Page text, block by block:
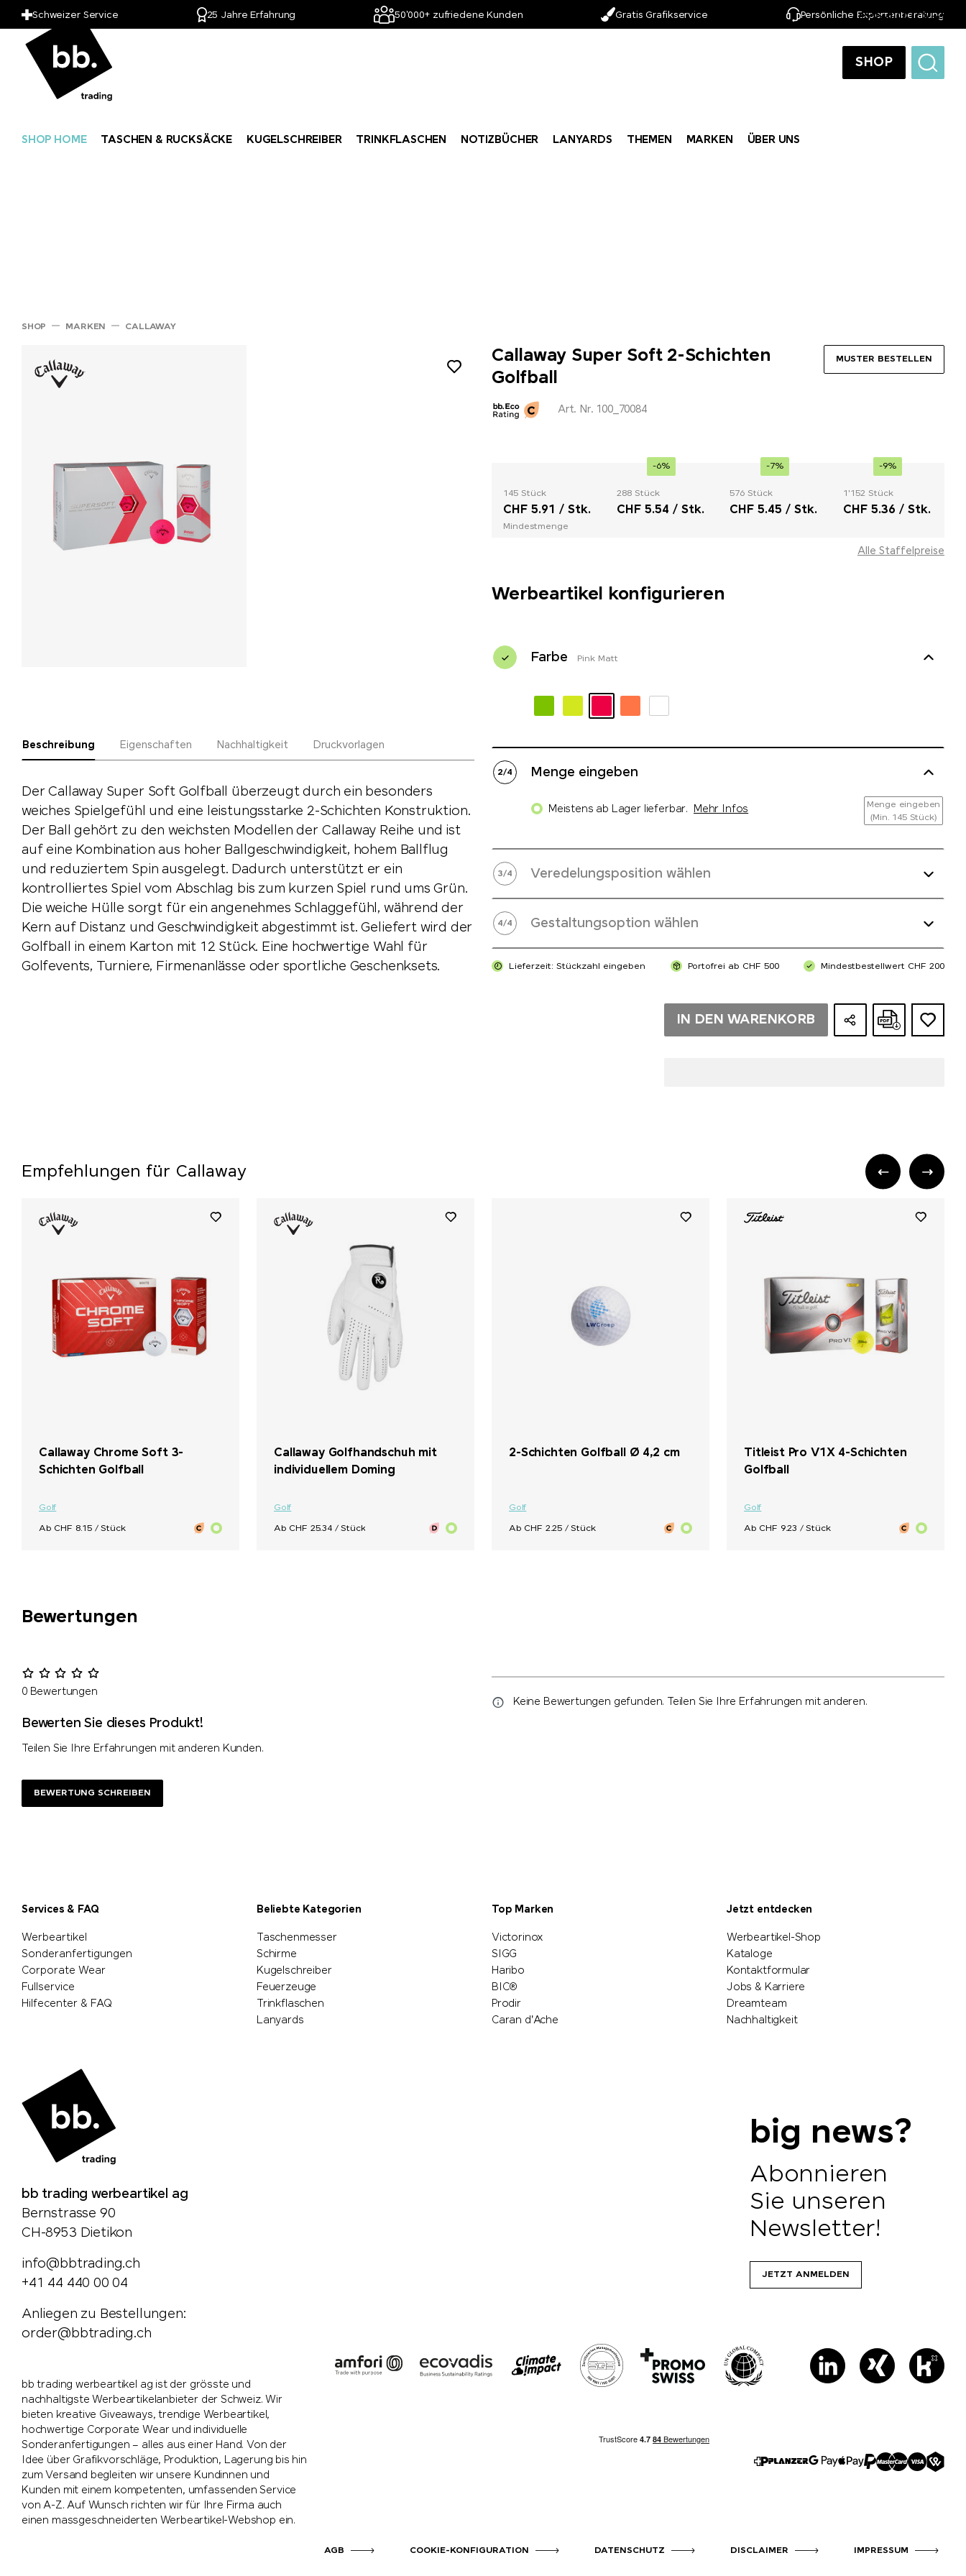
Schweizer Service 25 Jahre Erfahrung 50'000+ zufriedene Kunden Gratis Grafikservice Persönliche Expertenberatung
DE
SHOP
SHOP HOME TASCHEN & RUCKSÄCKE KUGELSCHREIBER TRINKFLASCHEN NOTIZBÜCHER LANYARDS THEMEN MARKEN ÜBER UNS
SHOP MARKEN CALLAWAY
Beschreibung Eigenschaften Nachhaltigkeit Druckvorlagen
Der Callaway Super Soft Golfball überzeugt durch ein besonders
weiches Spielgefühl und eine leistungsstarke 2-Schichten Konstruktion.
Der Ball gehört zu den weichsten Modellen der Callaway Reihe und ist
auf eine Kombination aus hoher Ballgeschwindigkeit, hohem Ballflug
und reduziertem Spin ausgelegt. Dadurch unterstützt er ein
kontrolliertes Spiel vom Abschlag bis zum kurzen Spiel rund ums Grün.
Die weiche Hülle sorgt für ein angenehmes Schlaggefühl, während der
Kern auf Distanz und Geschwindigkeit abgestimmt ist. Geliefert wird der
Golfball in einem Karton mit 12 Stück. Eine hochwertige Wahl für
Golfevents, Turniere, Firmenanlässe oder sportliche Geschenksets.
Callaway Super Soft 2-Schichten
Golfball
MUSTER BESTELLEN
Art. Nr. 100_70084
145 Stück
CHF 5.91 / Stk.
Mindestmenge
-6%
288 Stück
CHF 5.54 / Stk.
-7%
576 Stück
CHF 5.45 / Stk.
-9%
1'152 Stück
CHF 5.36 / Stk.
Alle Staffelpreise
Werbeartikel konfigurieren
Farbe Pink Matt
2/4 Menge eingeben
Meistens ab Lager lieferbar. Mehr Infos
Menge eingeben
(Min. 145 Stück)
3/4 Veredelungsposition wählen
4/4 Gestaltungsoption wählen
Lieferzeit: Stückzahl eingeben Portofrei ab CHF 500 Mindestbestellwert CHF 200
IN DEN WARENKORB
Empfehlungen für Callaway
Callaway Chrome Soft 3-
Schichten Golfball
Golf
Ab CHF 8.15 / Stück
Callaway Golfhandschuh mit
individuellem Doming
Golf
Ab CHF 25.34 / Stück
2-Schichten Golfball Ø 4,2 cm
Golf
Ab CHF 2.25 / Stück
Titleist Pro V1X 4-Schichten
Golfball
Golf
Ab CHF 9.23 / Stück
Bewertungen
0 Bewertungen
Bewerten Sie dieses Produkt!
Teilen Sie Ihre Erfahrungen mit anderen Kunden.
BEWERTUNG SCHREIBEN
Keine Bewertungen gefunden. Teilen Sie Ihre Erfahrungen mit anderen.
Services & FAQ
Werbeartikel
Sonderanfertigungen
Corporate Wear
Fullservice
Hilfecenter & FAQ
Beliebte Kategorien
Taschenmesser
Schirme
Kugelschreiber
Feuerzeuge
Trinkflaschen
Lanyards
Top Marken
Victorinox
SIGG
Haribo
BIC®
Prodir
Caran d'Ache
Jetzt entdecken
Werbeartikel-Shop
Kataloge
Kontaktformular
Jobs & Karriere
Dreamteam
Nachhaltigkeit
bb trading werbeartikel ag
Bernstrasse 90
CH-8953 Dietikon
info@bbtrading.ch
+41 44 440 00 04
Anliegen zu Bestellungen:
order@bbtrading.ch
big news?
Abonnieren
Sie unseren
Newsletter!
JETZT ANMELDEN
bb trading werbeartikel ag ist der grösste und
nachhaltigste Werbeartikelanbieter der Schweiz. Wir
bieten kreative Giveaways, trendige Werbeartikel,
hochwertige Corporate Wear und individuelle
Sonderanfertigungen – alles aus einer Hand. Von der
Idee über Grafikvorschläge, Produktion, Lagerung bis hin
zum Versand begleiten wir unsere Kundinnen und
Kunden mit einem kompetenten, umfassenden Service
von A-Z. Auf Wunsch richten wir für Ihre Firma auch
einen massgeschneiderten Werbeartikel-Webshop ein.
AGB COOKIE-KONFIGURATION DATENSCHUTZ DISCLAIMER IMPRESSUM